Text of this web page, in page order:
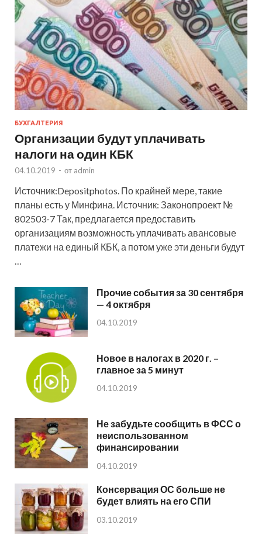
БУХГАЛТЕРИЯ
Организации будут уплачивать
налоги на один КБК
04.10.2019 - от admin
Источник:Depositphotos. По крайней мере, такие
планы есть у Минфина. Источник: Законопроект №
802503-7 Так, предлагается предоставить
организациям возможность уплачивать авансовые
платежи на единый КБК, а потом уже эти деньги будут
Прочие события за 30 сентября
— 4 октября
04.10.2019
Новое в налогах в 2020 г. –
главное за 5 минут
04.10.2019
Не забудьте сообщить в ФСС о
неиспользованном
финансировании
04.10.2019
Консервация ОС больше не
будет влиять на его СПИ
03.10.2019